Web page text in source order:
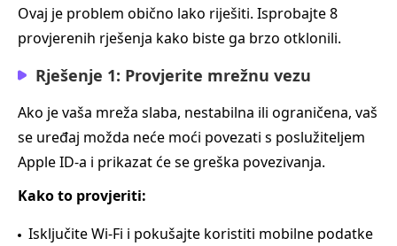
Ovaj je problem obično lako riješiti. Isprobajte 8
provjerenih rješenja kako biste ga brzo otklonili.
Rješenje 1: Provjerite mrežnu vezu
Ako je vaša mreža slaba, nestabilna ili ograničena, vaš
se uređaj možda neće moći povezati s poslužiteljem
Apple ID-a i prikazat će se greška povezivanja.
Kako to provjeriti:
Isključite Wi‑Fi i pokušajte koristiti mobilne podatke